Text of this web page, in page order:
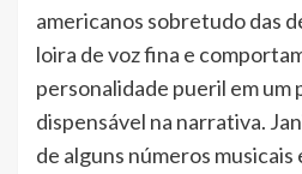
americanos sobretudo das
loira de voz fina e
personalidade pueril em
dispensável na narrativa.
de alguns números musicais